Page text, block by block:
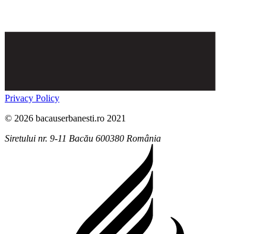
Privacy Policy
© 2026 bacauserbanesti.ro 2021
Siretului nr. 9-11 Bacău 600380 România